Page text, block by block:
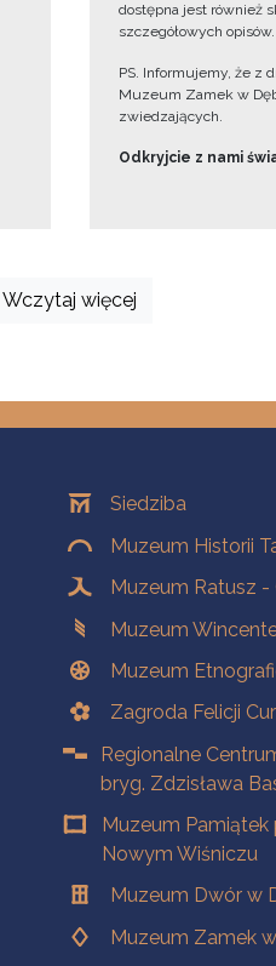
dostępna jest również
szczegółowych opisów.
PS. Informujemy, że z
Muzeum Zamek w
zwiedzających.
Odkryjcie z nami
Wczytaj więcej
OddziałySiedziba
Muzeum Historii
Muzeum Ratusz -
Muzeum
Muzeum
Zagroda Felicji
Regionalne
bryg. Zdzisława
Muzeum Pamiątek
Nowym Wiśniczu
Muzeum Dwór w
Muzeum Zamek